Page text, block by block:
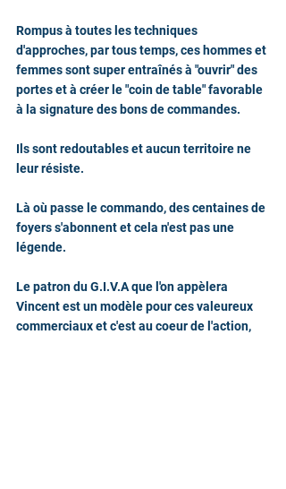
Rompus à toutes les techniques
d'approches, par tous temps, ces hommes et
femmes sont super entraînés à "ouvrir" des
portes et à créer le "coin de table" favorable
à la signature des bons de commandes.
Ils sont redoutables et aucun territoire ne
leur résiste.
Là où passe le commando, des centaines de
foyers s'abonnent et cela n'est pas une
légende.
Le patron du G.I.V.A que l'on appèlera
Vincent est un modèle pour ces valeureux
commerciaux et c'est au coeur de l'action,